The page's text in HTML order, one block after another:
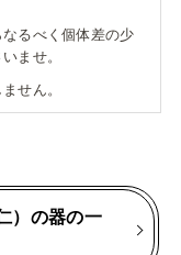
るべく個体差の少
ませ。
せん。
）の器の一